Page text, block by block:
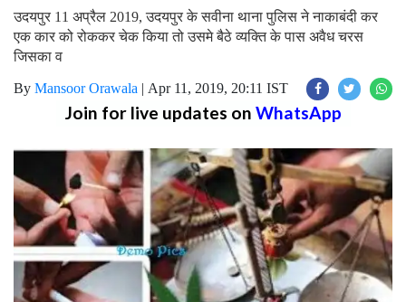
उदयपुर 11 अप्रैल 2019, उदयपुर के सवीना थाना पुलिस ने नाकाबंदी कर
एक कार को रोककर चेक किया तो उसमे बैठे व्यक्ति के पास अवैध चरस
जिसका व
By Mansoor Orawala | Apr 11, 2019, 20:11 IST
Join for live updates on WhatsApp